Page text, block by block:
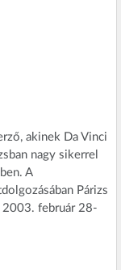
akinek Da Vinci
nagy sikerrel
A
Párizs
2003. február 28-